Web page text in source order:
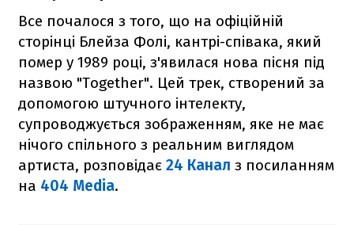
Все почалося з того, що на офіційній
сторінці Блейза Фолі, кантрі-співака, який
помер у 1989 році, з'явилася нова пісня під
назвою "Together". Цей трек, створений за
допомогою штучного інтелекту,
супроводжується зображенням, яке не має
нічого спільного з реальним виглядом
артиста, розповідає 24 Канал з посиланням
на 404 Media.